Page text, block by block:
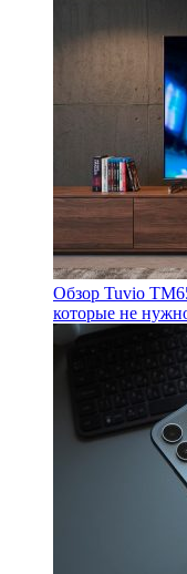
Обзор Tuvio
которые не